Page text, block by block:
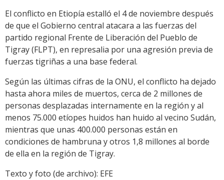
El conflicto en Etiopía estalló el 4 de noviembre después
de que el Gobierno central atacara a las fuerzas del
partido regional Frente de Liberación del Pueblo de
Tigray (FLPT), en represalia por una agresión previa de
fuerzas tigriñas a una base federal.
Según las últimas cifras de la ONU, el conflicto ha dejado
hasta ahora miles de muertos, cerca de 2 millones de
personas desplazadas internamente en la región y al
menos 75.000 etíopes huidos han huido al vecino Sudán,
mientras que unas 400.000 personas están en
condiciones de hambruna y otros 1,8 millones al borde
de ella en la región de Tigray.
Texto y foto (de archivo): EFE